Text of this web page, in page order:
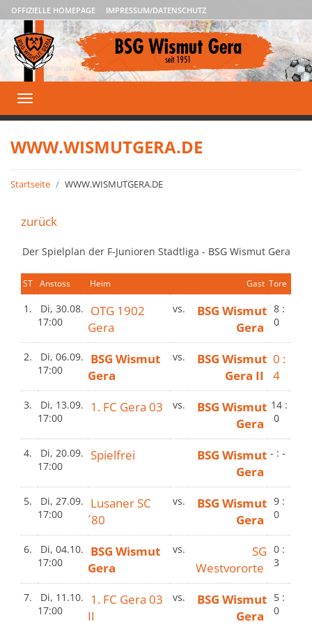
OFFIZIELLE HOMEPAGE IMPRESSUM/DATENSCHUTZ
Toggle
navigation
WWW.WISMUTGERA.DE
Startseite WWW.WISMUTGERA.DE
zurück
Der Spielplan der F-Junioren Stadtliga - BSG Wismut Gera
ST Anstoss Heim Gast Tore
1.
Di, 30.08.
17:00
OTG 1902
Gera
vs.
BSG Wismut
Gera
8 :
0
2.
Di, 06.09.
17:00
BSG Wismut
Gera
vs.
BSG Wismut
Gera II
0 :
4
3.
Di, 13.09.
17:00
1. FC Gera 03 vs.
BSG Wismut
Gera
14 :
0
4.
Di, 20.09.
17:00
Spielfrei
BSG Wismut
Gera
- : -
5.
Di, 27.09.
17:00
Lusaner SC
´80
vs.
BSG Wismut
Gera
9 :
0
6.
Di, 04.10.
17:00
BSG Wismut
Gera
vs.
SG
Westvororte
0 :
3
7.
Di, 11.10.
17:00
1. FC Gera 03
II
vs.
BSG Wismut
Gera
5 :
0